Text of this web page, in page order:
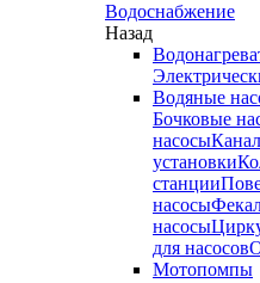
Водоснабжение
Назад
Водяные
Бочковые
насосы
установки
станции
насосы
насосы
для насосов
Мотопомпы